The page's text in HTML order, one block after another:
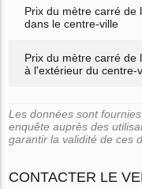
Prix du mètre carré de
dans le centre-ville
Prix du mètre carré de
à l'extérieur du centre-
Les données sont
enquête auprès des
garantir la validité de ces
CONTACTER LE